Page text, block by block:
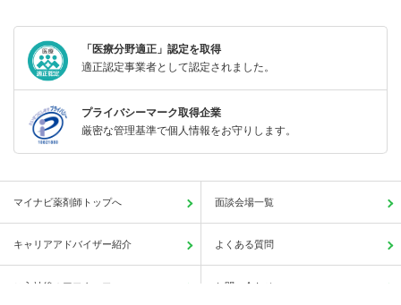
「医療分野適正」認定を取得
適正認定事業者として認定されました。
プライバシーマーク取得企業
厳密な管理基準で個人情報をお守りします。
マイナビ薬剤師トップへ 面談会場一覧
キャリアアドバイザー紹介 よくある質問
ご入社後のアフターフォロー お問い合わせ